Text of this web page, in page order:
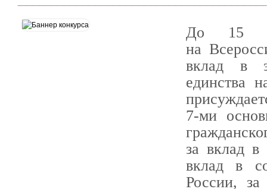
До 15
на
вклад в
единства
7-ми
за вклад в
вклад в
России,